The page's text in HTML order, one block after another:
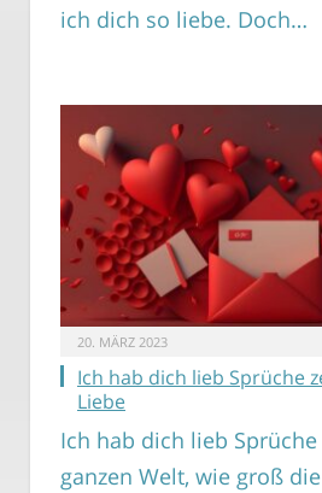
ich dich so liebe. Doch…
20. MÄRZ 2023
Ich hab dich lieb Sprüche
Liebe
Ich hab dich lieb
ganzen Welt, wie groß